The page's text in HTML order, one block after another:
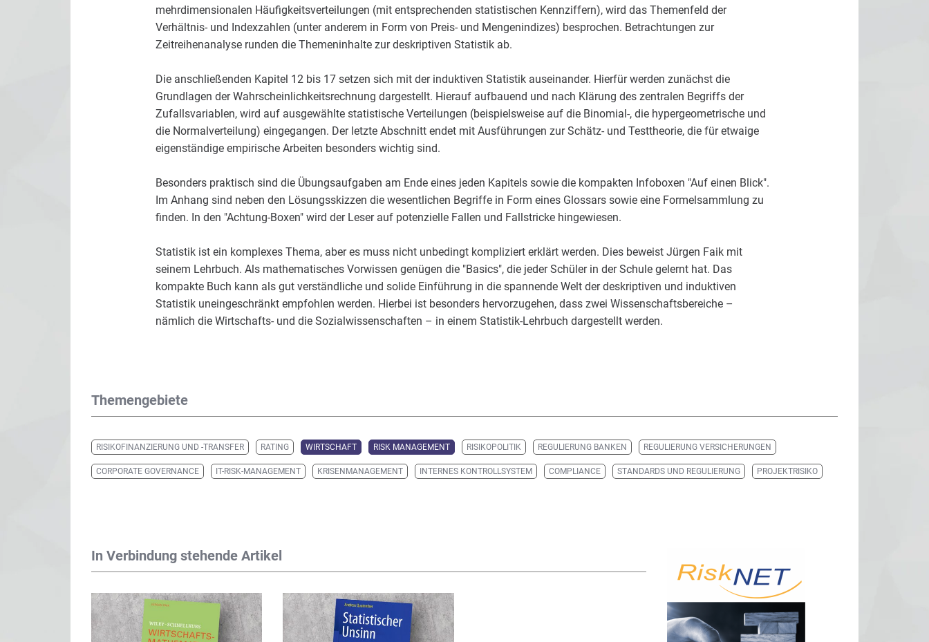
mehrdimensionalen Häufigkeitsverteilungen (mit entsprechenden statistischen Kennziffern), wird das Themenfeld der
Verhältnis- und Indexzahlen (unter anderem in Form von Preis- und Mengenindizes) besprochen. Betrachtungen zur
Zeitreihenanalyse runden die Themeninhalte zur deskriptiven Statistik ab.
Die anschließenden Kapitel 12 bis 17 setzen sich mit der induktiven Statistik auseinander. Hierfür werden zunächst die
Grundlagen der Wahrscheinlichkeitsrechnung dargestellt. Hierauf aufbauend und nach Klärung des zentralen Begriffs der
Zufallsvariablen, wird auf ausgewählte statistische Verteilungen (beispielsweise auf die Binomial-, die hypergeometrische und
die Normalverteilung) eingegangen. Der letzte Abschnitt endet mit Ausführungen zur Schätz- und Testtheorie, die für etwaige
eigenständige empirische Arbeiten besonders wichtig sind.
Besonders praktisch sind die Übungsaufgaben am Ende eines jeden Kapitels sowie die kompakten Infoboxen "Auf einen Blick".
Im Anhang sind neben den Lösungsskizzen die wesentlichen Begriffe in Form eines Glossars sowie eine Formelsammlung zu
finden. In den "Achtung-Boxen" wird der Leser auf potenzielle Fallen und Fallstricke hingewiesen.
Statistik ist ein komplexes Thema, aber es muss nicht unbedingt kompliziert erklärt werden. Dies beweist Jürgen Faik mit
seinem Lehrbuch. Als mathematisches Vorwissen genügen die "Basics", die jeder Schüler in der Schule gelernt hat. Das
kompakte Buch kann als gut verständliche und solide Einführung in die spannende Welt der deskriptiven und induktiven
Statistik uneingeschränkt empfohlen werden. Hierbei ist besonders hervorzugehen, dass zwei Wissenschaftsbereiche –
nämlich die Wirtschafts- und die Sozialwissenschaften – in einem Statistik-Lehrbuch dargestellt werden.
Themengebiete
RISIKOFINANZIERUNG UND -TRANSFER RATING WIRTSCHAFT RISK MANAGEMENT RISIKOPOLITIK REGULIERUNG BANKEN REGULIERUNG VERSICHERUNGEN
CORPORATE GOVERNANCE IT-RISK-MANAGEMENT KRISENMANAGEMENT INTERNES KONTROLLSYSTEM COMPLIANCE STANDARDS UND REGULIERUNG PROJEKTRISIKO
In Verbindung stehende Artikel